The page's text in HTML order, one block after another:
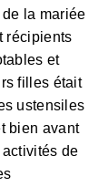
la mariée
récipients
et
filles était
ustensiles
bien avant
activités de